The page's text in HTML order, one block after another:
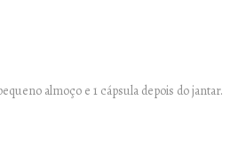
almoço e 1 cápsula depois do jantar.